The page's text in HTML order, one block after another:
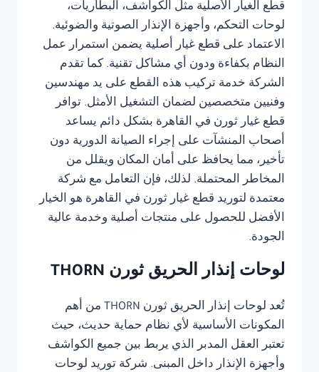
قطع الغيار الأصلية مثل الكواشف، البطاريات،
لوحات التحكم، وأجهزة الإنذار الصوتية والضوئية.
الاعتماد على قطع غيار أصلية يضمن استمرار عمل
النظام بكفاءة ودون أي مشاكل تقنية. كما تقدم
الشركة خدمة تركيب هذه القطع على يد مهندسين
وفنيين متخصصين لضمان التشغيل الأمثل. توافر
قطع غيار ثورن في القاهرة بشكل دائم يساعد
أصحاب المنشآت على إجراء الصيانة الدورية دون
تأخير، مما يحافظ على أمان المكان ويقلل من
المخاطر المحتملة. لذلك، فإن التعامل مع شركة
معتمدة لتوريد قطع غيار ثورن في القاهرة هو الخيار
الأفضل للحصول على منتجات أصلية وخدمة عالية
الجودة.
لوحات إنذار الحريق ثورن THORN
تُعد لوحات إنذار الحريق ثورن THORN من أهم
المكونات الأساسية لأي نظام حماية حديث، حيث
تعتبر العقل المدبر الذي يربط بين جميع الكواشف
وأجهزة الإنذار داخل المبنى. شركة توريد لوحات